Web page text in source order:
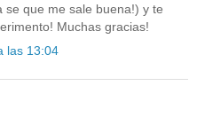
que me sale buena!) y te
Muchas gracias!
las 13:04